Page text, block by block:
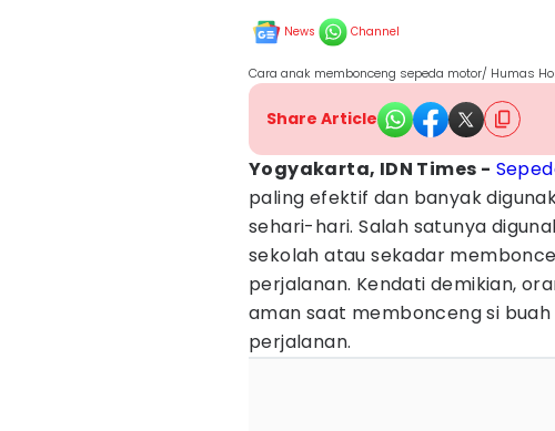
News Channel
Cara anak membonceng sepeda motor/ Humas
Share Article
Yogyakarta, IDN Times -
paling efektif dan banyak
sehari-hari. Salah satunya
sekolah atau sekadar
perjalanan. Kendati demikian,
aman saat membonceng si
perjalanan.